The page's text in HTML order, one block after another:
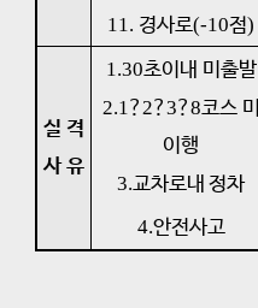
11. 경사로(-10점)
실 격
사 유
1.30초이내 미출발
2.1?2?3?8코스 미
이행
3.교차로내 정차
4.안전사고